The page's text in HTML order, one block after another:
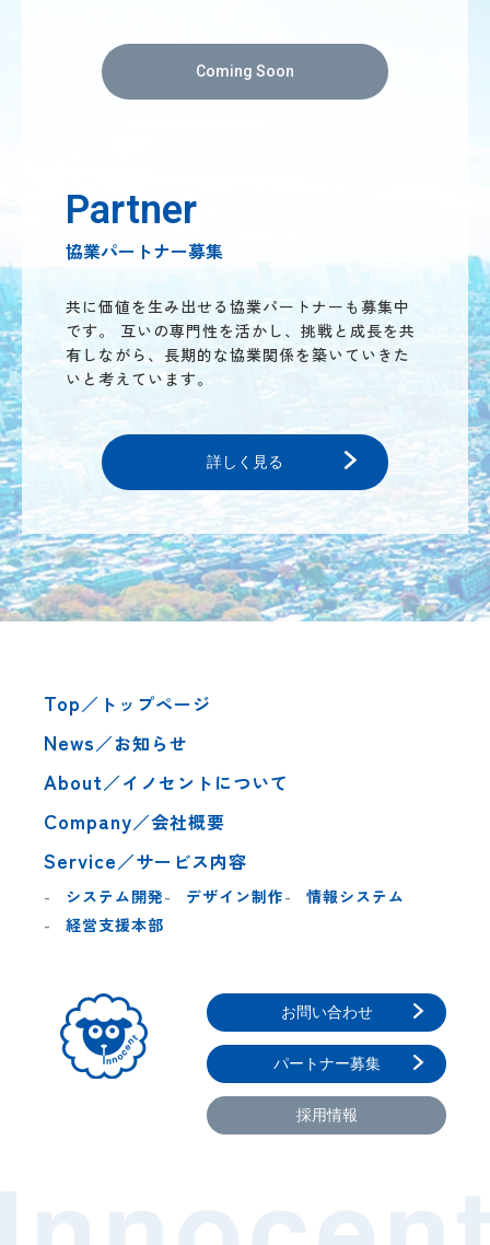
Coming Soon
Partner
協業パートナー募集
共に価値を生み出せる協業パートナーも募集中
です。
互いの専門性を活かし、挑戦と成長を共
有しながら、長期的な協業関係を築いていきた
いと考えています。
詳しく見る
Top／トップページ
News／お知らせ
About／イノセントについて
Company／会社概要
Service／サービス内容
システム開発 デザイン制作
情報システム
経営支援本部
お問い合わせ
パートナー募集
採用情報